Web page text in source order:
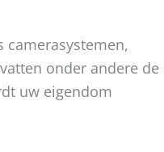
camerasystemen,
onder andere de
uw eigendom